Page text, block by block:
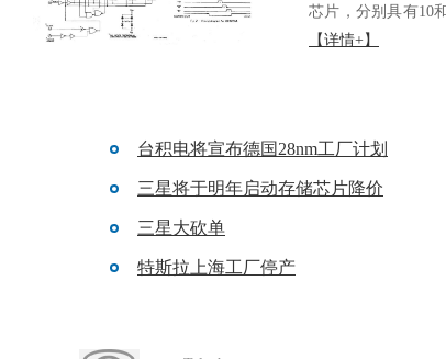
芯片，分别具有10
【详情+】
台积电将宣布德国28nm工厂计划
三星将于明年启动存储芯片降价
三星大砍单
特斯拉上海工厂停产